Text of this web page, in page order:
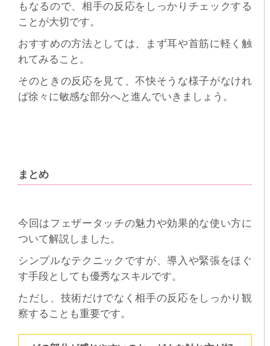
もなるので、相手の反応をしっかりチェックする
ことが大切です。
おすすめの方法としては、まず耳や首筋に軽く触
れてみること。
そのときの反応を見て、不快そうな様子がなけれ
ば徐々に敏感な部分へと進んでいきましょう。
まとめ
今回はフェザータッチの魅力や効果的な使い方に
ついて解説しました。
シンプルなテクニックですが、導入や緊張をほぐ
す手段としても優秀なスキルです。
ただし、技術だけでなく相手の反応をしっかり観
察することも重要です。